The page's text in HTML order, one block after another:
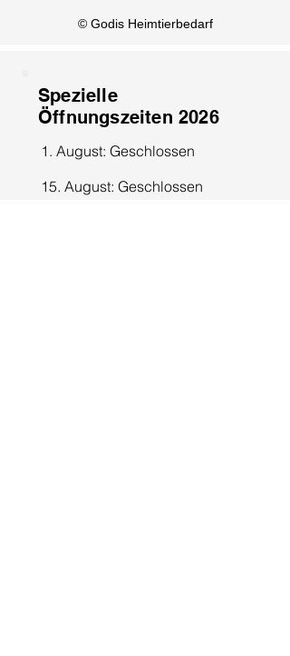
© Godis Heimtierbedarf
Spezielle
Öffnungszeiten 2026
1. August: Geschlossen
15. August: Geschlossen